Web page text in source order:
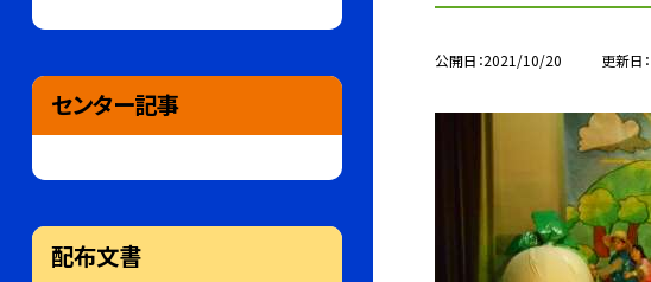
公開日 2021/10/20 更新日
センター記事
配布文書